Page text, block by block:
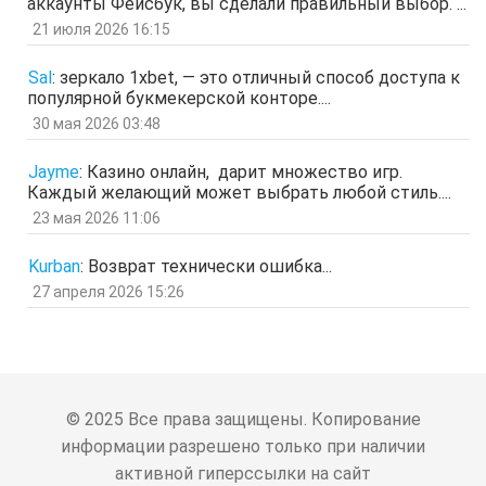
отв. цит.
Гость
отв. цит.
Гость
ЗОл
отв. цит.
Гость 5 мар 2026, 12:20
оЭЬЧ
SPPS 2 мар 2026, 16:19
ау, есть кто живой здесь?)
Гость
отв.
Гость 3 фев 2026, 04:47
аккаунты Фейсбук, вы сделали правильный выбор. ...
21 июля 2026 16:15
Sal : зеркало 1xbet, — это отличный способ доступа к
популярной букмекерской конторе....
30 мая 2026 03:48
Jayme: Казино онлайн, дарит множество игр.
Каждый желающий может выбрать любой стиль....
23 мая 2026 11:06
Kurban: Возврат технически ошибка...
27 апреля 2026 15:26
© 2025 Все права защищены. Копирование
информации разрешено только при наличии
активной гиперссылки на сайт